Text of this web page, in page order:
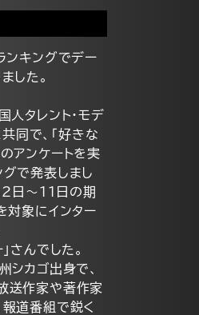
ンキングでデー
した。
タレント・モデ
同で、「好きな
アンケートを実
で発表しまし
日～11日の期
象にインター
さんでした。
シカゴ出身で、
送作家や著作家
報道番組で鋭く